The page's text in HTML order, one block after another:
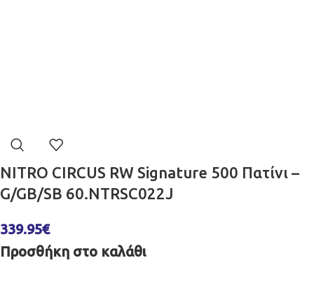
NITRO CIRCUS RW Signature 500 Πατίνι –
G/GB/SB 60.NTRSC022J
339.95€
Προσθήκη στο καλάθι